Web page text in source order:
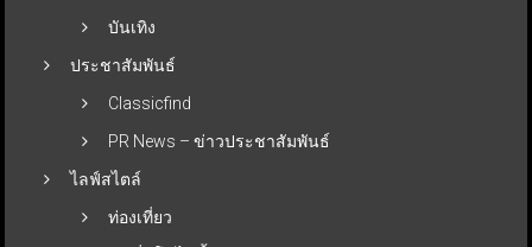
บันเทิง
ประชาสัมพันธ์
Classicfind
PR News – ข่าวประชาสัมพันธ์
ไลฟ์สไตล์
ท่องเที่ยว